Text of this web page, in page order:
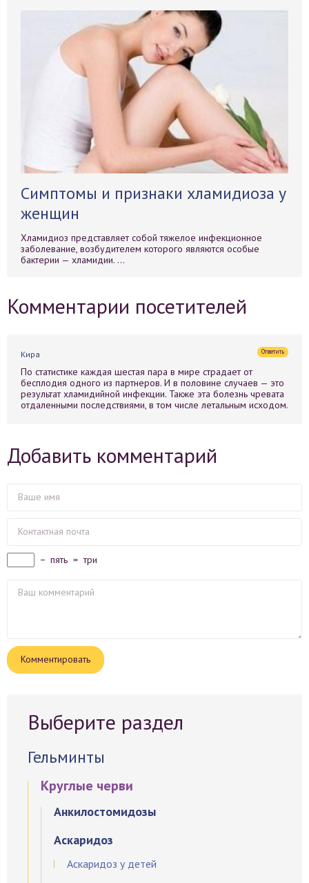
Симптомы и признаки хламидиоза у
женщин
Хламидиоз представляет собой тяжелое инфекционное
заболевание, возбудителем которого являются особые
бактерии — хламидии. ...
Комментарии посетителей
Кира Ответить
По статистике каждая шестая пара в мире страдает от
бесплодия одного из партнеров. И в половине случаев — это
результат хламидийной инфекции. Также эта болезнь чревата
отдаленными последствиями, в том числе летальным исходом.
Добавить комментарий
− пять = три
Выберите раздел
Гельминты
Круглые черви
Анкилостомидозы
Аскаридоз
Аскаридоз у детей